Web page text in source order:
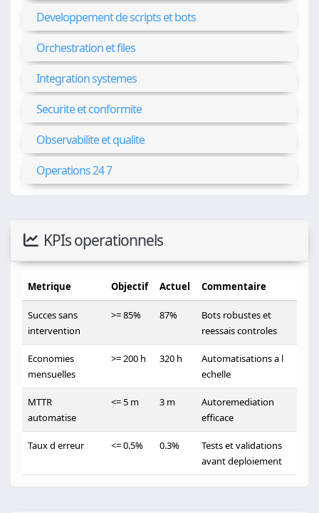
Developpement de scripts et bots
Orchestration et files
Integration systemes
Securite et conformite
Observabilite et qualite
Operations 24 7
KPIs operationnels
Metrique Objectif Actuel Commentaire
Succes sans
intervention
>= 85% 87%
Bots robustes et
reessais controles
Economies
mensuelles
>= 200 h 320 h
Automatisations a l
echelle
MTTR
automatise
<= 5 m 3 m
Autoremediation
efficace
Taux d erreur <= 0.5% 0.3%
Tests et validations
avant deploiement